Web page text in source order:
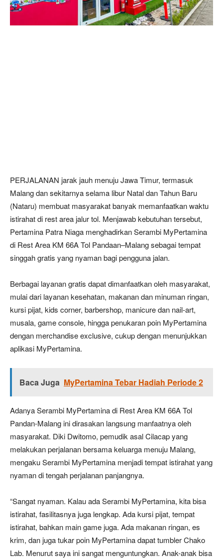
PERJALANAN jarak jauh menuju Jawa Timur, termasuk
Malang dan sekitarnya selama libur Natal dan Tahun Baru
(Nataru) membuat masyarakat banyak memanfaatkan waktu
istirahat di rest area jalur tol. Menjawab kebutuhan tersebut,
Pertamina Patra Niaga menghadirkan Serambi MyPertamina
di Rest Area KM 66A Tol Pandaan–Malang sebagai tempat
singgah gratis yang nyaman bagi pengguna jalan.
Berbagai layanan gratis dapat dimanfaatkan oleh masyarakat,
mulai dari layanan kesehatan, makanan dan minuman ringan,
kursi pijat, kids corner, barbershop, manicure dan nail-art,
musala, game console, hingga penukaran poin MyPertamina
dengan merchandise exclusive, cukup dengan menunjukkan
aplikasi MyPertamina.
Baca Juga MyPertamina Tebar Hadiah Periode 2
Adanya Serambi MyPertamina di Rest Area KM 66A Tol
Pandan-Malang ini dirasakan langsung manfaatnya oleh
masyarakat. Diki Dwitomo, pemudik asal Cilacap yang
melakukan perjalanan bersama keluarga menuju Malang,
mengaku Serambi MyPertamina menjadi tempat istirahat yang
nyaman di tengah perjalanan panjangnya.
“Sangat nyaman. Kalau ada Serambi MyPertamina, kita bisa
istirahat, fasilitasnya juga lengkap. Ada kursi pijat, tempat
istirahat, bahkan main game juga. Ada makanan ringan, es
krim, dan juga tukar poin MyPertamina dapat tumbler Chako
Lab. Menurut saya ini sangat menguntungkan. Anak-anak bisa